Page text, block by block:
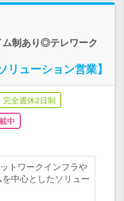
制あり◎テレワーク
ューション営業】
完全週休2日制
中
トワークインフラや
中心としたソリュー